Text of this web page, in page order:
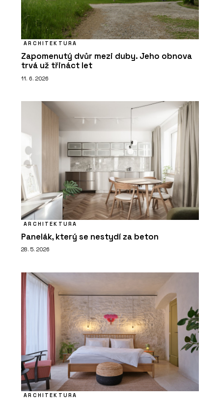
ARCHITEKTURA
Zapomenutý dvůr mezi duby. Jeho obnova
trvá už třináct let
11. 6. 2026
ARCHITEKTURA
Panelák, který se nestydí za beton
28. 5. 2026
ARCHITEKTURA